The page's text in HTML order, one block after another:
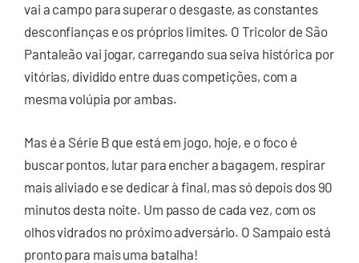
vai a campo para superar o desgaste, as constantes
desconfianças e os próprios limites. O Tricolor de São
Pantaleão vai jogar, carregando sua seiva histórica por
vitórias, dividido entre duas competições, com a
mesma volúpia por ambas.
Mas é a Série B que está em jogo, hoje, e o foco é
buscar pontos, lutar para encher a bagagem, respirar
mais aliviado e se dedicar à final, mas só depois dos 90
minutos desta noite. Um passo de cada vez, com os
olhos vidrados no próximo adversário. O Sampaio está
pronto para mais uma batalha!